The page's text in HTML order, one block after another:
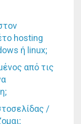
hosting
ή linux;
από τις
/